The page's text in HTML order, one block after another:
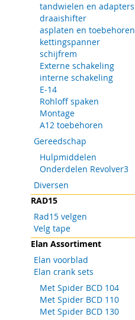
tandwielen en adapters
draaishifter
asplaten en toebehoren
kettingspanner
schijfrem
Externe schakeling
interne schakeling
E-14
Rohloff spaken
Montage
A12 toebehoren
Gereedschap
Hulpmiddelen
Onderdelen Revolver3
Diversen
RAD15
Rad15 velgen
Velg tape
Elan Assortiment
Elan voorblad
Elan crank sets
Met Spider BCD 104
Met Spider BCD 110
Met Spider BCD 130